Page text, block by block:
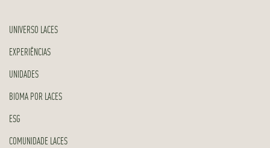
UNIVERSO LACES
EXPERIÊNCIAS
UNIDADES
BIOMA POR LACES
ESG
COMUNIDADE LACES